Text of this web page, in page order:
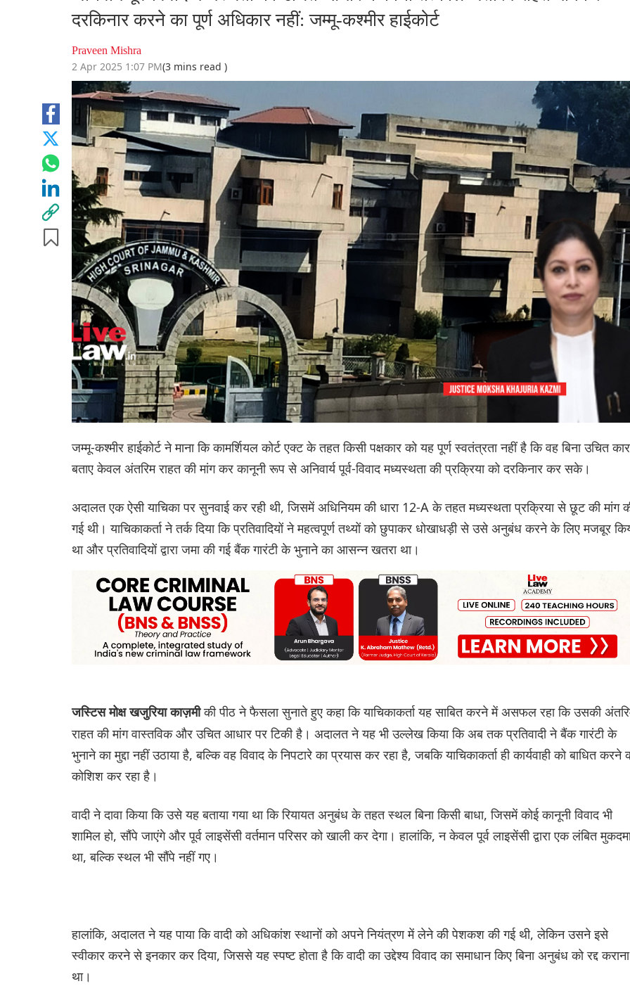
दरकिनार करने का पूर्ण अधिकार नहीं: जम्मू-कश्मीर हाईकोर्ट
Praveen Mishra
2 Apr 2025 1:07 PM(3 mins read )
जम्मू-कश्मीर हाईकोर्ट ने माना कि कामर्शियल कोर्ट एक्ट के तहत किसी पक्षकार को यह पूर्ण स्वतंत्रता नहीं है कि वह बिना उचित
बताए केवल अंतरिम राहत की मांग कर कानूनी रूप से अनिवार्य पूर्व-विवाद मध्यस्थता की प्रक्रिया को दरकिनार कर सके।
अदालत एक ऐसी याचिका पर सुनवाई कर रही थी, जिसमें अधिनियम की धारा 12-A के तहत मध्यस्थता प्रक्रिया से छूट की मांग
गई थी। याचिकाकर्ता ने तर्क दिया कि प्रतिवादियों ने महत्वपूर्ण तथ्यों को छुपाकर धोखाधड़ी से उसे अनुबंध करने के लिए मजबूर
था और प्रतिवादियों द्वारा जमा की गई बैंक गारंटी के भुनाने का आसन्न खतरा था।
जस्टिस मोक्ष खजुरिया काज़मीकी पीठ ने फैसला सुनाते हुए कहा कि याचिकाकर्ता यह साबित करने में असफल रहा कि उसकी
राहत की मांग वास्तविक और उचित आधार पर टिकी है। अदालत ने यह भी उल्लेख किया कि अब तक प्रतिवादी ने बैंक गारंटी के
भुनाने का मुद्दा नहीं उठाया है, बल्कि वह विवाद के निपटारे का प्रयास कर रहा है, जबकि याचिकाकर्ता ही कार्यवाही को बाधित करने
कोशिश कर रहा है।
वादी ने दावा किया कि उसे यह बताया गया था कि रियायत अनुबंध के तहत स्थल बिना किसी बाधा, जिसमें कोई कानूनी विवाद भी
शामिल हो, सौंपे जाएंगे और पूर्व लाइसेंसी वर्तमान परिसर को खाली कर देगा। हालांकि, न केवल पूर्व लाइसेंसी द्वारा एक लंबित
था, बल्कि स्थल भी सौंपे नहीं गए।
हालांकि, अदालत ने यह पाया कि वादी को अधिकांश स्थानों को अपने नियंत्रण में लेने की पेशकश की गई थी, लेकिन उसने इसे
स्वीकार करने से इनकार कर दिया, जिससे यह स्पष्ट होता है कि वादी का उद्देश्य विवाद का समाधान किए बिना अनुबंध को रद्द कराना
था।